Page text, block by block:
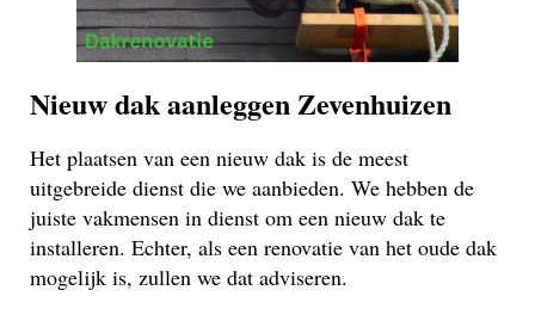
Nieuw dak aanleggen Zevenhuizen
Het plaatsen van een nieuw dak is de meest
uitgebreide dienst die we aanbieden. We hebben de
juiste vakmensen in dienst om een nieuw dak te
installeren. Echter, als een renovatie van het oude dak
mogelijk is, zullen we dat adviseren.